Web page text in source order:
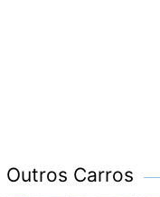
Outros Carros